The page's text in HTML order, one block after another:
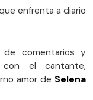
enfrenta a diario
comentarios y
el cantante,
amor de Selena